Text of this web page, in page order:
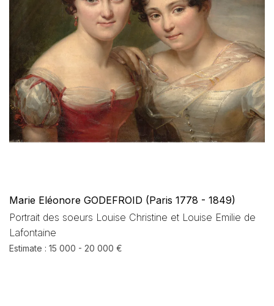
Marie Eléonore GODEFROID (Paris 1778 - 1849)
Portrait des soeurs Louise Christine et Louise Emilie de
Lafontaine
Estimate : 15 000 - 20 000 €